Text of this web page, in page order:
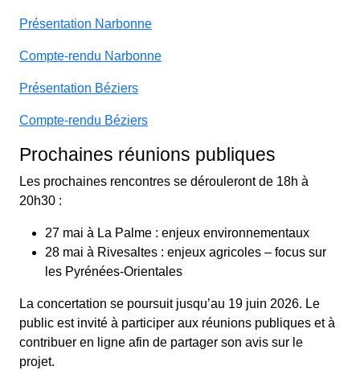
Présentation Narbonne
Compte-rendu Narbonne
Présentation Béziers
Compte-rendu Béziers
Prochaines réunions publiques
Les prochaines rencontres se dérouleront de 18h à
20h30 :
27 mai à La Palme : enjeux environnementaux
28 mai à Rivesaltes : enjeux agricoles – focus sur
les Pyrénées-Orientales
La concertation se poursuit jusqu’au 19 juin 2026. Le
public est invité à participer aux réunions publiques et à
contribuer en ligne afin de partager son avis sur le
projet.